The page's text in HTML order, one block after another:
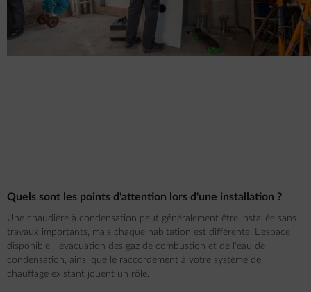
Quels sont les points d'attention lors d'une installation ?
Une chaudière à condensation peut généralement être installée sans
travaux importants, mais chaque habitation est différente. L'espace
disponible, l'évacuation des gaz de combustion et de l'eau de
condensation, ainsi que le raccordement à votre système de
chauffage existant jouent un rôle.